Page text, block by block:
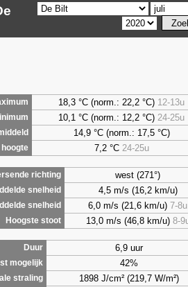
18,3 °C (norm.: 22,2 °C) 12-13u
10,1 °C (norm.: 12,2 °C) 24-25u
14,9 °C (norm.: 17,5 °C)
hoogte 7,2°C 24-25u
richting west (271°)
snelheid 4,5 m/s (16,2 km/u)
snelheid 6,0 m/s (21,6 km/u) 7-8u
Hoogste stoot 13,0 m/s (46,8 km/u) 8-
Duur 6,9 uur
mogelijk 42%
straling 1898 J/cm² (219,7 W/m²)